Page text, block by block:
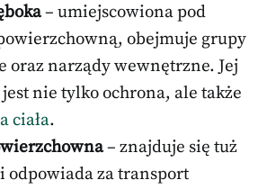
– umiejscowiona pod
obejmuje grupy
oraz narządy wewnętrzne. Jej
nie tylko ochrona, ale także
ciała.
– znajduje się tuż
odpowiada za transport